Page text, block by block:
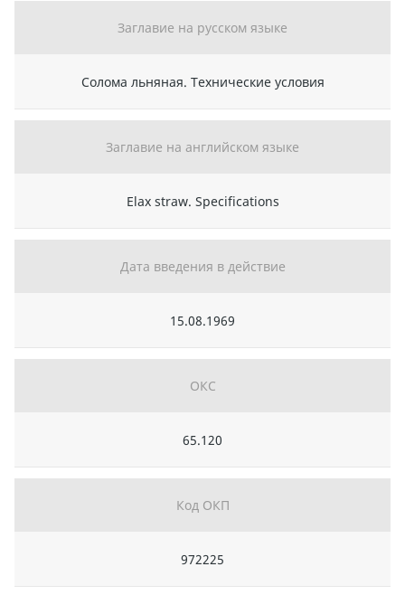
Заглавие на русском языке
Солома льняная. Технические условия
Заглавие на английском языке
Elax straw. Specifications
Дата введения в действие
15.08.1969
ОКС
65.120
Код ОКП
972225